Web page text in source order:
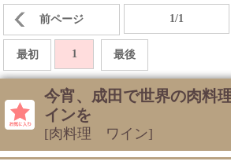
前ページ 1/1
最初 1 最後
今宵、成田で世界の肉料
インを
[肉料理 ワイン]